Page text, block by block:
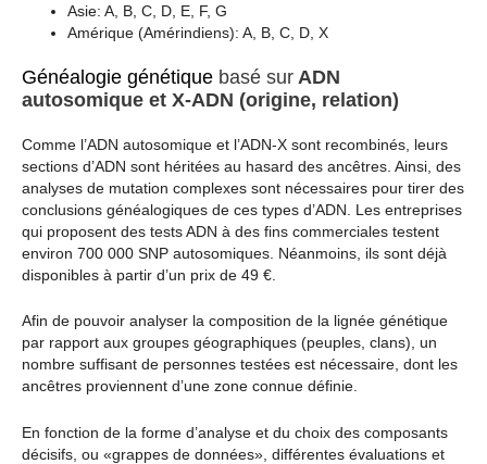
Asie: A, B, C, D, E, F, G
Amérique (Amérindiens): A, B, C, D, X
Généalogie génétique basé sur ADN
autosomique et X-ADN (origine, relation)
Comme l’ADN autosomique et l’ADN-X sont recombinés, leurs
sections d’ADN sont héritées au hasard des ancêtres. Ainsi, des
analyses de mutation complexes sont nécessaires pour tirer des
conclusions généalogiques de ces types d’ADN. Les entreprises
qui proposent des tests ADN à des fins commerciales testent
environ 700 000 SNP autosomiques. Néanmoins, ils sont déjà
disponibles à partir d’un prix de 49 €.
Afin de pouvoir analyser la composition de la lignée génétique
par rapport aux groupes géographiques (peuples, clans), un
nombre suffisant de personnes testées est nécessaire, dont les
ancêtres proviennent d’une zone connue définie.
En fonction de la forme d’analyse et du choix des composants
décisifs, ou «grappes de données», différentes évaluations et